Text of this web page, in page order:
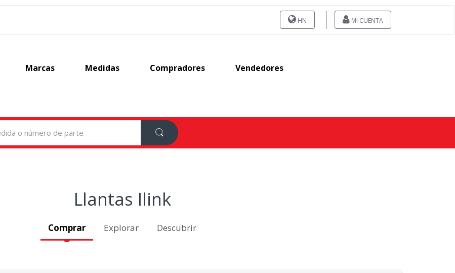
HN MI CUENTA
Marcas Medidas Compradores Vendedores
Llantas Ilink
Comprar Explorar Descubrir